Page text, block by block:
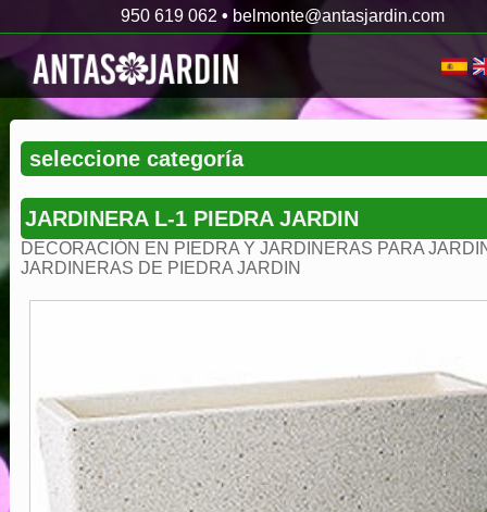
950 619 062 • belmonte@antasjardin.com
JARDINERA L-1 PIEDRA JARDIN
DECORACIÓN EN PIEDRA Y JARDINERAS PARA
JARDINERAS DE PIEDRA JARDIN